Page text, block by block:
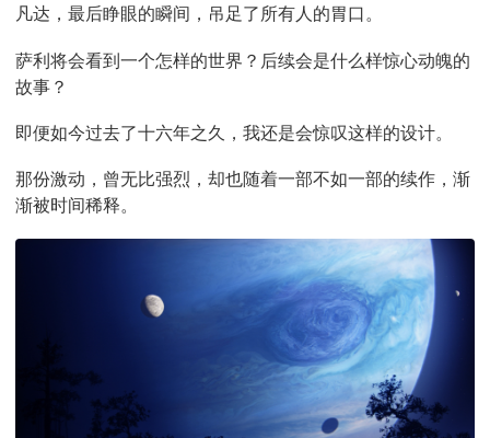
凡达，最后睁眼的瞬间，吊足了所有人的胃口。
萨利将会看到一个怎样的世界？后续会是什么样惊心动魄的
故事？
即便如今过去了十六年之久，我还是会惊叹这样的设计。
那份激动，曾无比强烈，却也随着一部不如一部的续作，渐
渐被时间稀释。